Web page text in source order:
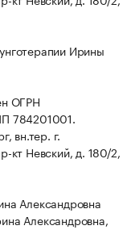
Ирины
ОГРН
784201001.
вн.тер. г.
кт Невский, д. 180/2,
Александровна
Александровна,